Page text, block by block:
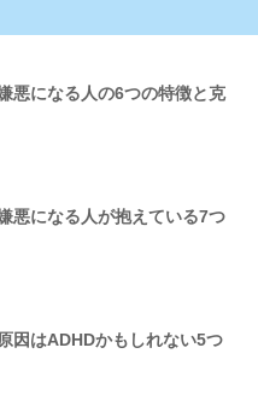
悪になる人の6つの特徴と克
悪になる人が抱えている7つ
因はADHDかもしれない5つ